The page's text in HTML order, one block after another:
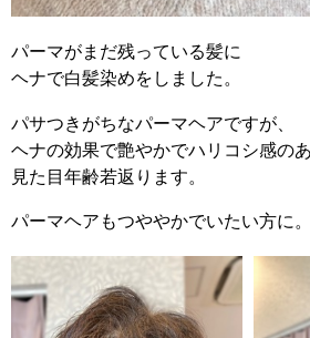
パーマがまだ残っている髪に
ヘナで白髪染めをしました。
パサつきがちなパーマヘアですが、
ヘナの効果で艶やかでハリコシ感のあ
見た目年齢若返ります。
パーマヘアもつややかでいたい方に。